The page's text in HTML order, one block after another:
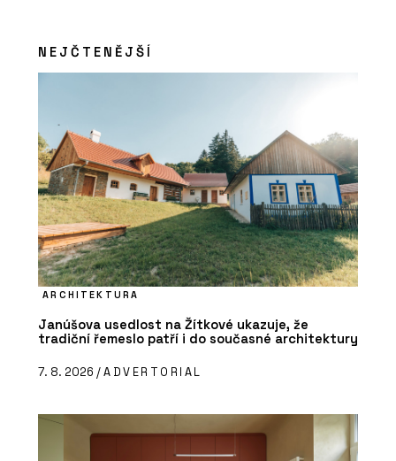
NEJČTENĚJŠÍ
ARCHITEKTURA
Janúšova usedlost na Žítkové ukazuje, že
tradiční řemeslo patří i do současné architektury
7. 8. 2026 /ADVERTORIAL